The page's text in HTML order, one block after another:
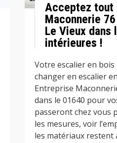
Acceptez tout
Maconnerie
Le Vieux dans
intérieures !
Votre escalier en bois
changer en escalier
Entreprise
dans le 01640 pour
passeront chez vous
les mesures, voir
les matériaux restent